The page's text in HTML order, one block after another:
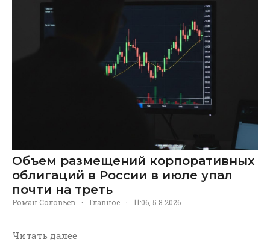
Объем размещений корпоративных
облигаций в России в июле упал
почти на треть
Роман Соловьев · Главное · 11:06, 5.8.2026
Читать далее